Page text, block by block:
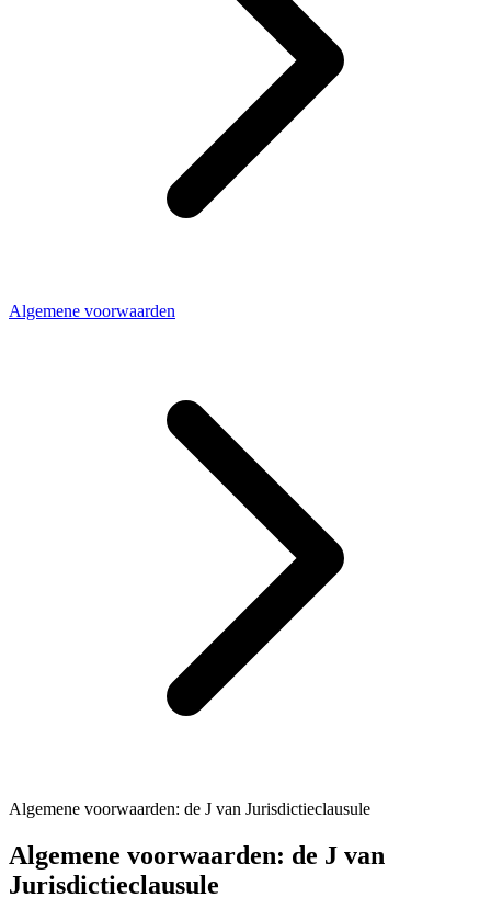
Algemene voorwaarden
Algemene voorwaarden: de J van Jurisdictieclausule
Algemene voorwaarden: de J van
Jurisdictieclausule